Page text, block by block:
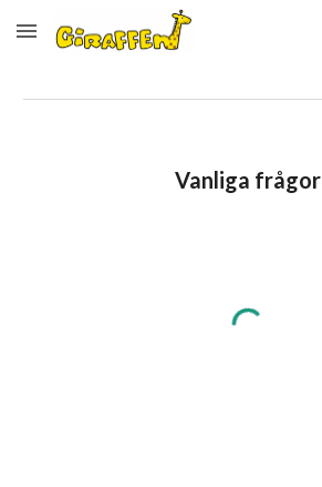
Skip to main content
Vanliga frågor